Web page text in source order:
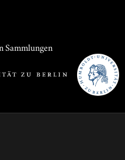
Sammlungen